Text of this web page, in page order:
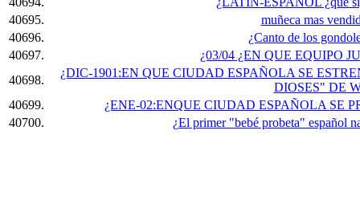
40695.
muñeca mas
40696.
¿Canto de los
40697.
¿03/04 ¿EN QUE EQUIPO
40698.
¿DIC-1901:EN QUE CIUDAD ESPAÑOLA SE
DIOSES" DE
40699.
¿ENE-02:ENQUE CIUDAD ESPAÑOLA SE
40700.
¿El primer "bebé probeta" español